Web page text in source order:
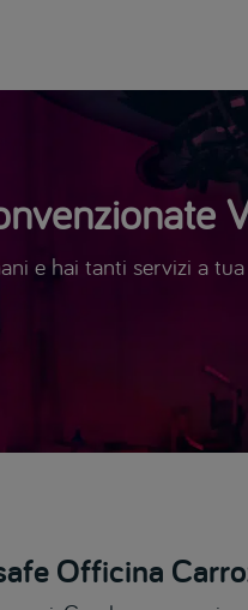
e hai tanti servizi a tua
Officina